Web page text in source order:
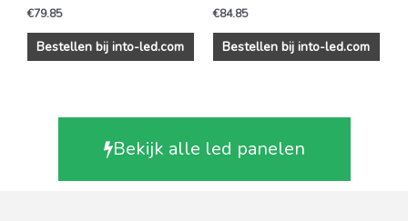
€79.85
Bestellen bij into-led.com
€84.85
Bestellen bij into-led.com
Bekijk alle led panelen